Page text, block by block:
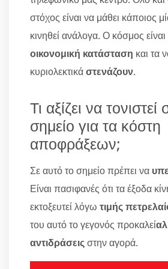
στόχος είναι να μάθει κάποιος
κινηθεί ανάλογα. Ο κόσμος
οικονομική κατάσταση και τα
κυριολεκτικάστενάζουν.
Τι αξίζει να
σημείο για τα κόστη
αποφράξεων;
Σε αυτό το σημείο πρέπει να
Είναι πασιφανές ότι τα έξοδα
εκτοξευτεί λόγω τιμής
του αυτό το γεγονός προκαλεί
αντιδράσειςστην αγορά.